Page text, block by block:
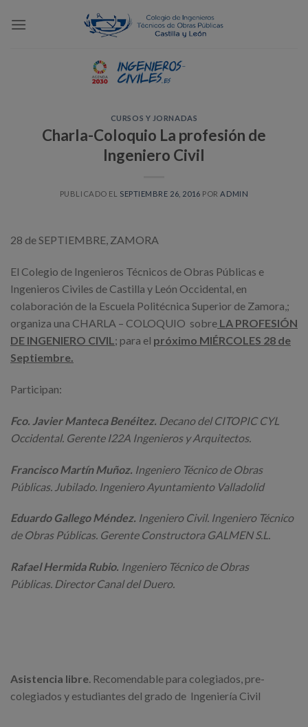
CURSOS Y JORNADAS
Charla-Coloquio La profesión de
Ingeniero Civil
PUBLICADO EL SEPTIEMBRE 26, 2016 PORADMIN
28 de SEPTIEMBRE, ZAMORA
El Colegio de Ingenieros Técnicos de Obras Públicas e
Ingenieros Civiles de Castilla y León Occidental, en
colaboración de la Escuela Politécnica Superior de Zamora,;
organiza una CHARLA – COLOQUIO sobre LA PROFESIÓN
DE INGENIERO CIVIL; para el próximo MIÉRCOLES 28 de
Septiembre.
Participan:
Fco. Javier Manteca Benéitez. Decano del CITOPIC CYL
Occidental. Gerente I22A Ingenieros y Arquitectos.
Francisco Martín Muñoz. Ingeniero Técnico de Obras
Públicas. Jubilado. Ingeniero Ayuntamiento Valladolid
Eduardo Gallego Méndez. Ingeniero Civil. Ingeniero Técnico
de Obras Públicas. Gerente Constructora GALMEN S.L.
Rafael Hermida Rubio. Ingeniero Técnico de Obras
Públicas. Director Canal del Duero.
Asistencia libre . Recomendable para colegiados, pre-
colegiados y estudiantes del grado de Ingeniería Civil